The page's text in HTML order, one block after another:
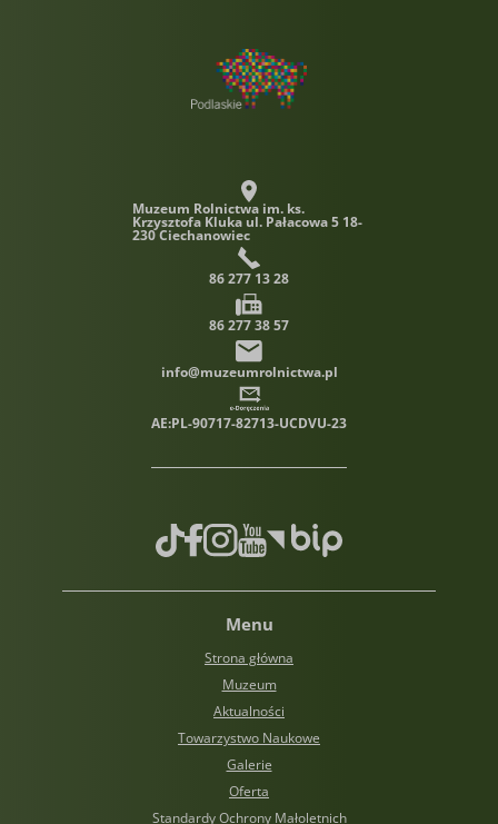
Muzeum Rolnictwa im. ks.
Krzysztofa Kluka ul. Pałacowa 5 18-
230 Ciechanowiec
86 277 13 28
86 277 38 57
info@muzeumrolnictwa.pl
AE:PL-90717-82713-UCDVU-23
TikTokFacebook
Instagram
Youtube
Biuletyn informacji
Menu
Strona główna
Muzeum
Aktualności
Towarzystwo Naukowe
Galerie
Oferta
Standardy Ochrony Małoletnich